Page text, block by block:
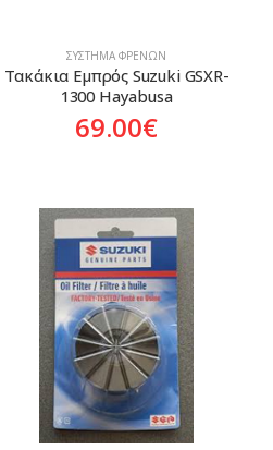
ΣΎΣΤΗΜΑ ΦΡΈΝΩΝ
Τακάκια Εμπρός Suzuki GSXR-
1300 Hayabusa
69.00€